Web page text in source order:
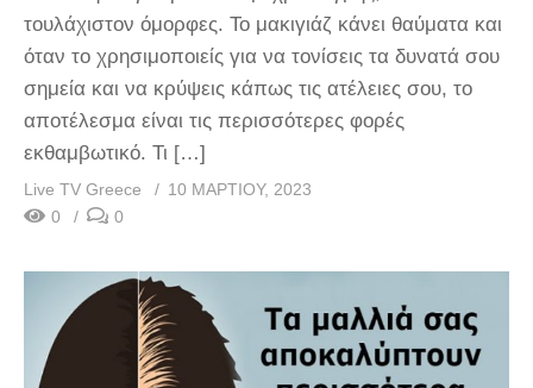
τουλάχιστον όμορφες. Το μακιγιάζ κάνει θαύματα και
όταν το χρησιμοποιείς για να τονίσεις τα δυνατά σου
σημεία και να κρύψεις κάπως τις ατέλειες σου, το
αποτέλεσμα είναι τις περισσότερες φορές
εκθαμβωτικό. Τι […]
Live TV Greece
10 ΜΑΡΤΊΟΥ, 2023
0
0